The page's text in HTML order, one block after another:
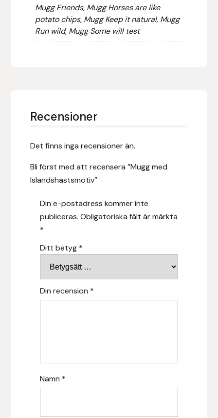
Mugg Friends, Mugg Horses are like
potato chips, Mugg Keep it natural, Mugg
Run wild, Mugg Some will test
Recensioner
Det finns inga recensioner än.
Bli först med att recensera ”Mugg med
Islandshästsmotiv”
Din e-postadress kommer inte
publiceras. Obligatoriska fält är märkta
*
Ditt betyg *
Din recension *
Namn *
Hesta Gallery
Iceland Pet
IceTack
J&S Saddlery
Källquist Equestrian
Karlslund